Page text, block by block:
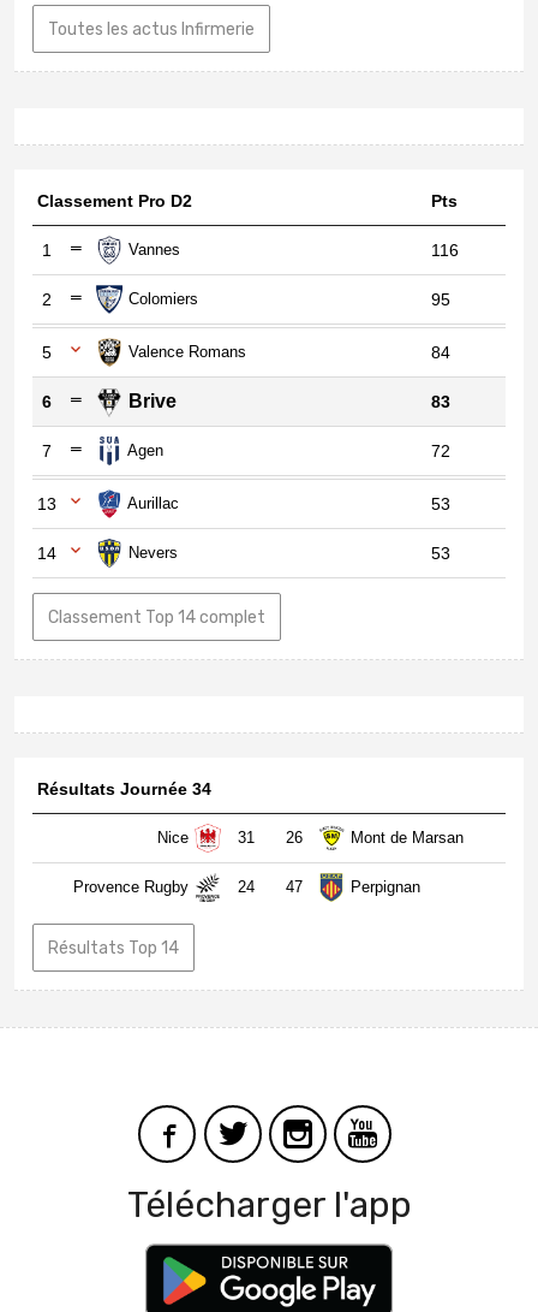
Toutes les actus Infirmerie
Classement Pro D2 Pts
1 Vannes 116
2 Colomiers 95
5 Valence Romans 84
6 Brive 83
7 Agen 72
13 Aurillac 53
14 Nevers 53
Classement Top 14 complet
Résultats Journée 34
Nice 31 26 Mont de Marsan
Provence Rugby 24 47 Perpignan
Résultats Top 14
Télécharger l'app